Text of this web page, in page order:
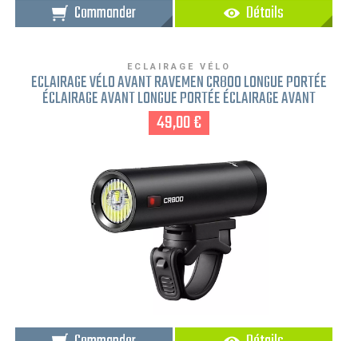
Commander Détails
ECLAIRAGE VÉLO
ECLAIRAGE VÉLO AVANT RAVEMEN CR800 LONGUE PORTÉE
ÉCLAIRAGE AVANT LONGUE PORTÉE ÉCLAIRAGE AVANT
49,00 €